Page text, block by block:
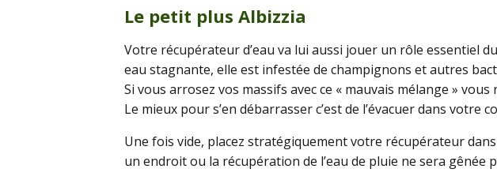
Le petit plus Albizzia
Votre récupérateur d’eau va lui aussi jouer un rôle essentiel
eau stagnante, elle est infestée de champignons et autres
Si vous arrosez vos massifs avec ce « mauvais mélange »
Le mieux pour s’en débarrasser c’est de l’évacuer dans votre
Une fois vide, placez stratégiquement votre récupérateur
un endroit ou la récupération de l’eau de pluie ne sera gênée